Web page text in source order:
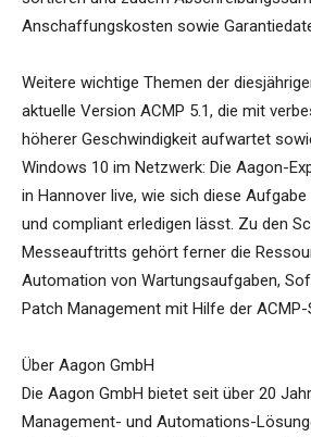
Anschaffungskosten sowie
Weitere wichtige Themen der
aktuelle Version ACMP 5.1, die mit
höherer Geschwindigkeit aufwartet
Windows 10 im Netzwerk: Die Aagon-
in Hannover live, wie sich diese
und compliant erledigen lässt. Zu den
Messeauftritts gehört ferner die
Automation von Wartungsaufgaben,
Patch Management mit Hilfe der ACMP-
Über Aagon GmbH
Die Aagon GmbH bietet seit über 20
Management- und Automations-